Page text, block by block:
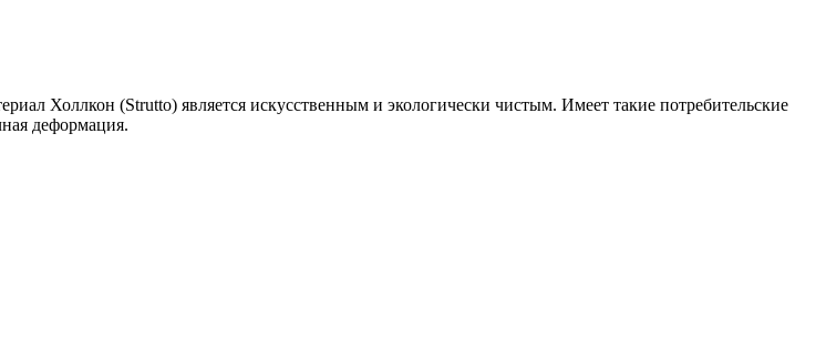
Холлкон (Strutto) является искусственным и экологически чистым. Имеет такие потребительские
деформация.